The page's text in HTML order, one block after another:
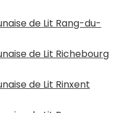
de Lit Rang-du-
de Lit Richebourg
de Lit Rinxent